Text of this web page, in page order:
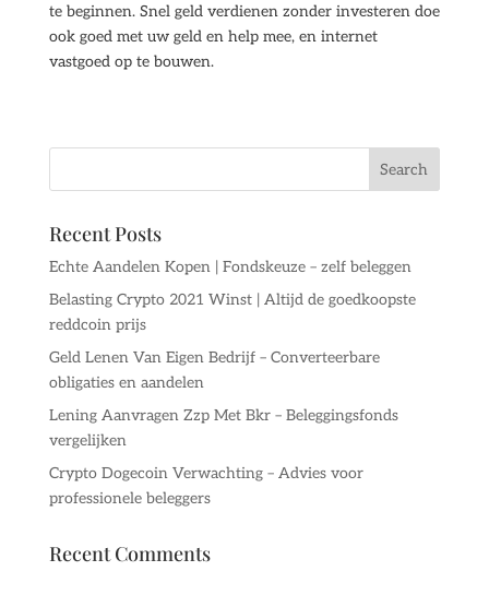
te beginnen. Snel geld verdienen zonder investeren doe
ook goed met uw geld en help mee, en internet
vastgoed op te bouwen.
Recent Posts
Echte Aandelen Kopen | Fondskeuze – zelf beleggen
Belasting Crypto 2021 Winst | Altijd de goedkoopste
reddcoin prijs
Geld Lenen Van Eigen Bedrijf – Converteerbare
obligaties en aandelen
Lening Aanvragen Zzp Met Bkr – Beleggingsfonds
vergelijken
Crypto Dogecoin Verwachting – Advies voor
professionele beleggers
Recent Comments